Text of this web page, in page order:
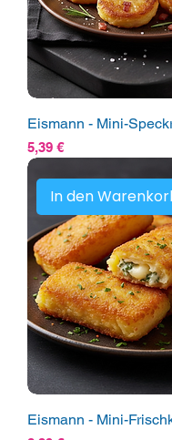
Eismann - Mini-
Preis
5,39 €
In den
Eismann - Mini-